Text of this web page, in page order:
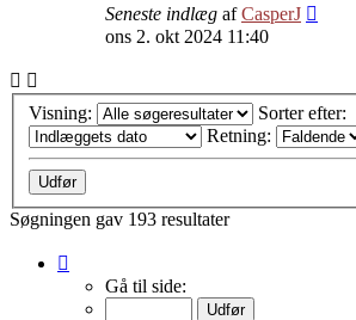
Seneste indlæg afCasperJ
ons 2. okt 2024 11:40
Visning:
Sorter efter:
Retning:
Søgningen gav 193 resultater
Gå til side: